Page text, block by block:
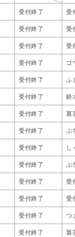
受付終了 受
受付終了 受
受付終了 受
受付終了 ゴ
受付終了 ふ
受付終了 鈴
受付終了 菖
受付終了 ぶ
受付終了 し
受付終了 ぶ
受付終了 受
受付終了 受
受付終了 つ
受付終了 菖
受付終了 受
受付終了 受
受付終了 受
受付終了 ゴ
受付終了 ふ
受付終了 鈴
受付終了 菖
受付終了 ぶ
受付終了 し
受付終了 ぶ
受付終了 受
受付終了 受
受付終了 つ
受付終了 菖
受付終了 受
受付終了 受
受付終了 受
受付終了 ゴ
受付終了 ふ
受付終了 鈴
受付終了 菖
受付終了 ぶ
受付終了 し
受付終了 ぶ
受付終了 受
受付終了 受
受付終了 つ
受付終了 菖
受付終了 受
受付終了 受
受付終了 受
受付終了 ゴ
受付終了 ふ
受付終了 鈴
受付終了 菖
受付終了 ぶ
受付終了 し
受付終了 ぶ
受付終了 受
受付終了 受
受付終了 つ
受付終了 菖